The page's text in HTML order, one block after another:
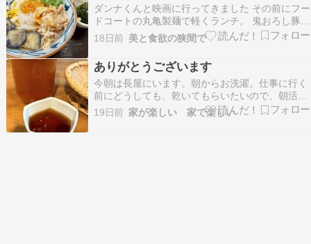
ダンナくんと映画に行ってきました その前にフー
ドコートの丸亀製麺で軽くランチ。 鬼おろし豚し
ゃぶぶっかけ。 映画前に水分控えめにと思って、
お出汁ではなくぶっかけ。 冷たいうどんでレジス
タントスターチ。 大根おろしで酵素、豚しゃぶで
たんぱく質。 そんな理由で選んだのですが、美味
しか…
18日前 美と食欲の狭間で
ありがとうございます
今朝は長屋にいます。朝からお洗濯。仕事に行く
前にどうしても、乾いてもらいたいので、朝活に
も行かず家事を行いました。長屋での仕事をとり
あえずこなしてから、仕事へ行こうと思っていま
19日前 家が楽しい 家で楽しい